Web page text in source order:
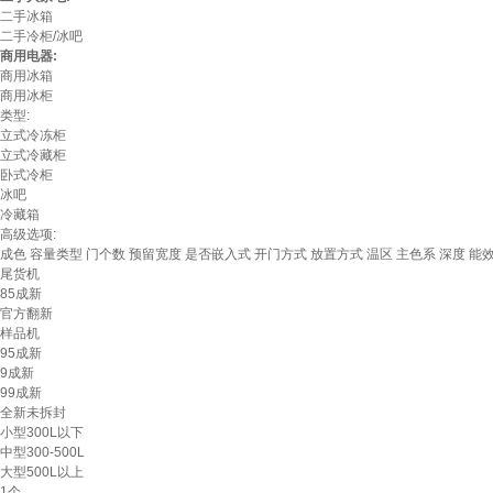
二手冰箱
二手冷柜/冰吧
商用电器:
商用冰箱
商用冰柜
类型:
立式冷冻柜
立式冷藏柜
卧式冷柜
冰吧
冷藏箱
高级选项:
成色 容量类型 门个数 预留宽度 是否嵌入式 开门方式 放置方式 温区 主色系 深度 能
尾货机
85成新
官方翻新
样品机
95成新
9成新
99成新
全新未拆封
小型300L以下
中型300-500L
大型500L以上